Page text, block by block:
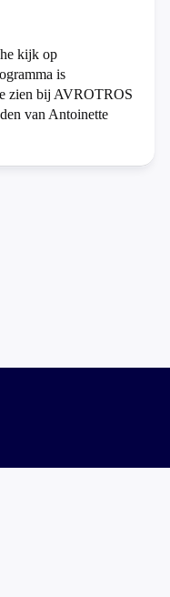
kijk op
is
zien bij AVROTROS
van Antoinette